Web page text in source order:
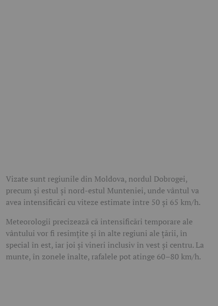
Vizate sunt regiunile din Moldova, nordul Dobrogei,
precum și estul și nord-estul Munteniei, unde vântul va
avea intensificări cu viteze estimate între 50 și 65 km/h.
Meteorologii precizează că intensificări temporare ale
vântului vor fi resimțite și în alte regiuni ale țării, în
special în est, iar joi și vineri inclusiv în vest și centru. La
munte, în zonele înalte, rafalele pot atinge 60–80 km/h.